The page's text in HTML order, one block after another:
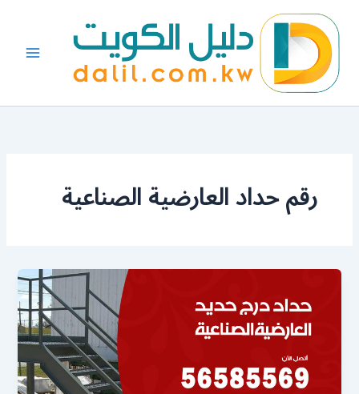
المحتوى
رقم حداد العارضية الصناعية